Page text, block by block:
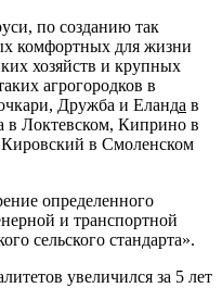
по созданию так
комфортных для жизни
хозяйств и крупных
агрогородков в
Дружба и Еланда в
Локтевском, Киприно в
в Смоленском
определенного
и транспортной
сельского стандарта».
увеличился за 5 лет